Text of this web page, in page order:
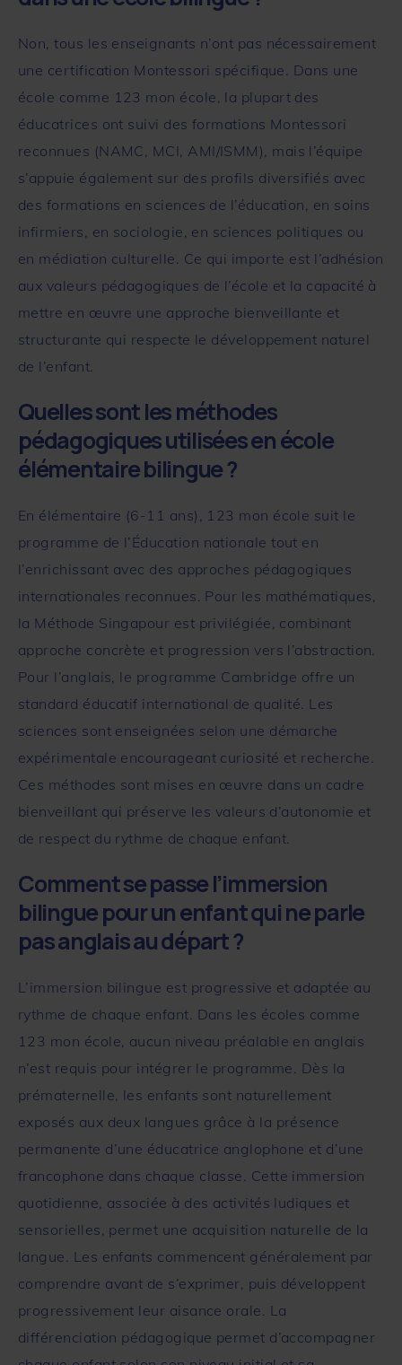
Non, tous les enseignants n’ont pas nécessairement
une certification Montessori spécifique. Dans une
école comme 123 mon école , la plupart des
éducatrices ont suivi des formations Montessori
reconnues (NAMC, MCI, AMI/ISMM), mais l’équipe
s’appuie également sur des profils diversifiés avec
des formations en sciences de l’éducation, en soins
infirmiers, en sociologie, en sciences politiques ou
en médiation culturelle. Ce qui importe est l’adhésion
aux valeurs pédagogiques de l’école et la capacité à
mettre en œuvre une approche bienveillante et
structurante qui respecte le développement naturel
de l’enfant.
Quelles sont les méthodes
pédagogiques utilisées en école
élémentaire bilingue ?
En élémentaire (6-11 ans), 123 mon école suit le
programme de l’Éducation nationale tout en
l’enrichissant avec des approches pédagogiques
internationales reconnues. Pour les mathématiques,
la Méthode Singapour est privilégiée, combinant
approche concrète et progression vers l’abstraction.
Pour l’anglais, le programme Cambridge offre un
standard éducatif international de qualité. Les
sciences sont enseignées selon une démarche
expérimentale encourageant curiosité et recherche.
Ces méthodes sont mises en œuvre dans un cadre
bienveillant qui préserve les valeurs d’autonomie et
de respect du rythme de chaque enfant.
Comment se passe l’immersion
bilingue pour un enfant qui ne parle
pas anglais au départ ?
L’immersion bilingue est progressive et adaptée au
rythme de chaque enfant. Dans les écoles comme
123 mon école , aucun niveau préalable en anglais
n’est requis pour intégrer le programme. Dès la
prématernelle, les enfants sont naturellement
exposés aux deux langues grâce à la présence
permanente d’une éducatrice anglophone et d’une
francophone dans chaque classe. Cette immersion
quotidienne, associée à des activités ludiques et
sensorielles, permet une acquisition naturelle de la
langue. Les enfants commencent généralement par
comprendre avant de s’exprimer, puis développent
progressivement leur aisance orale. La
différenciation pédagogique permet d’accompagner